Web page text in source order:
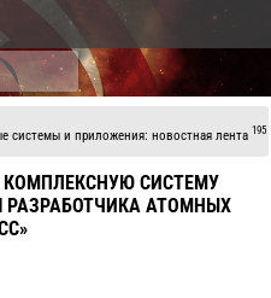
системы и приложения: новостная лента 195
КОМПЛЕКСНУЮ СИСТЕМУ
АТОМНЫХ